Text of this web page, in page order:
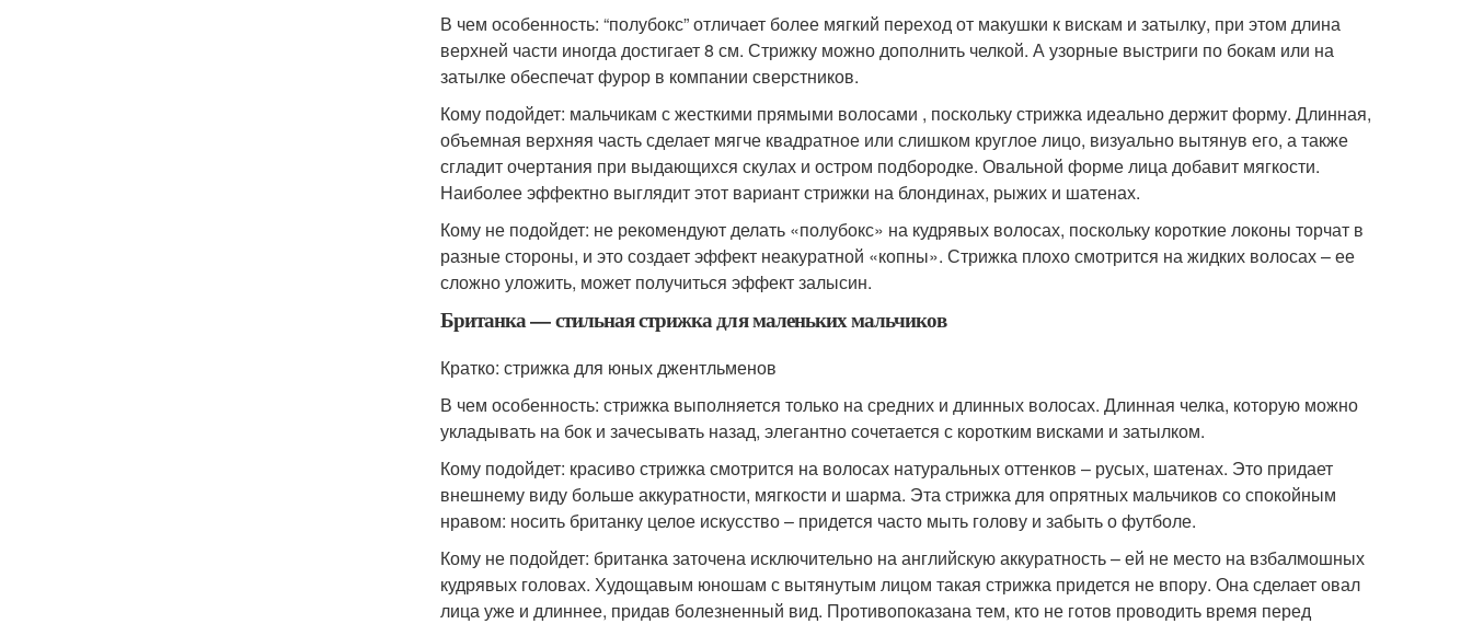
В чем особенность: “полубокс” отличает более мягкий переход от макушки к вискам и затылку, при этом длина
верхней части иногда достигает 8 см. Стрижку можно дополнить челкой. А узорные выстриги по бокам или на
затылке обеспечат фурор в компании сверстников.
Кому подойдет: мальчикам с жесткими прямыми волосами , поскольку стрижка идеально держит форму. Длинная,
объемная верхняя часть сделает мягче квадратное или слишком круглое лицо, визуально вытянув его, а также
сгладит очертания при выдающихся скулах и остром подбородке. Овальной форме лица добавит мягкости.
Наиболее эффектно выглядит этот вариант стрижки на блондинах, рыжих и шатенах.
Кому не подойдет: не рекомендуют делать «полубокс» на кудрявых волосах, поскольку короткие локоны торчат в
разные стороны, и это создает эффект неакуратной «копны». Стрижка плохо смотрится на жидких волосах – ее
сложно уложить, может получиться эффект залысин.
Британка — стильная стрижка для маленьких мальчиков
Кратко: стрижка для юных джентльменов
В чем особенность: стрижка выполняется только на средних и длинных волосах. Длинная челка, которую можно
укладывать на бок и зачесывать назад, элегантно сочетается с коротким висками и затылком.
Кому подойдет: красиво стрижка смотрится на волосах натуральных оттенков – русых, шатенах. Это придает
внешнему виду больше аккуратности, мягкости и шарма. Эта стрижка для опрятных мальчиков со спокойным
нравом: носить британку целое искусство – придется часто мыть голову и забыть о футболе.
Кому не подойдет: британка заточена исключительно на английскую аккуратность – ей не место на взбалмошных
кудрявых головах. Худощавым юношам с вытянутым лицом такая стрижка придется не впору. Она сделает овал
лица уже и длиннее, придав болезненный вид. Противопоказана тем, кто не готов проводить время перед